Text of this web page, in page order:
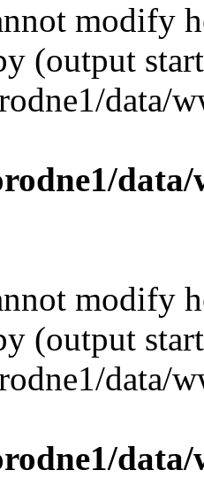
modify
(output
data/
modify
(output
data/